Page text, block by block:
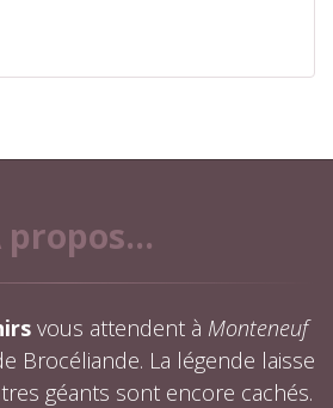
propos...
vous attendent à Monteneuf
Brocéliande. La légende laisse
géants sont encore cachés.